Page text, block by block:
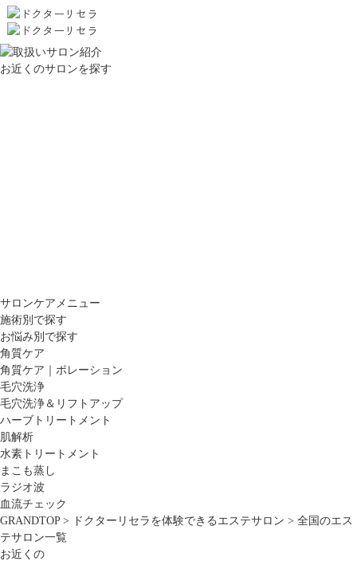
お近くのサロンを探す
サロンケアメニュー
施術別で探す
お悩み別で探す
角質ケア
角質ケア｜ポレーション
毛穴洗浄
毛穴洗浄＆リフトアップ
ハーブトリートメント
肌解析
水素トリートメント
まこも蒸し
ラジオ波
血流チェック
GRANDTOP> ドクターリセラを体験できるエステサロン > 全国のエス
テサロン一覧
お近くの